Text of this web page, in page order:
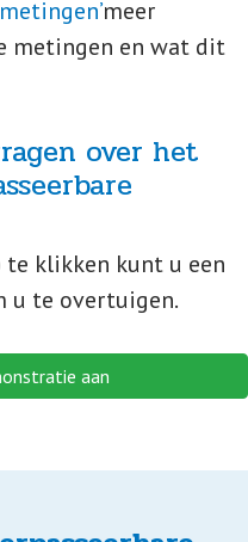
meer
metingen en wat dit
over het
te klikken kunt u een
u te overtuigen.
aan